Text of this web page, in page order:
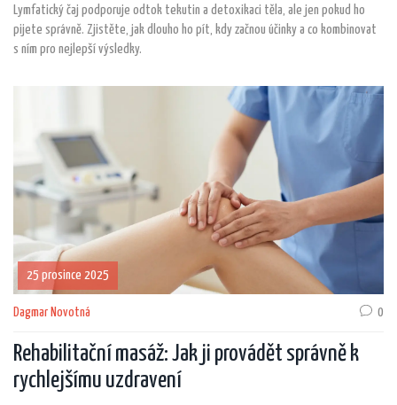
Lymfatický čaj podporuje odtok tekutin a detoxikaci těla, ale jen pokud ho
pijete správně. Zjistěte, jak dlouho ho pít, kdy začnou účinky a co kombinovat
s ním pro nejlepší výsledky.
25 prosince 2025
Dagmar Novotná 0
Rehabilitační masáž: Jak ji provádět správně k
rychlejšímu uzdravení